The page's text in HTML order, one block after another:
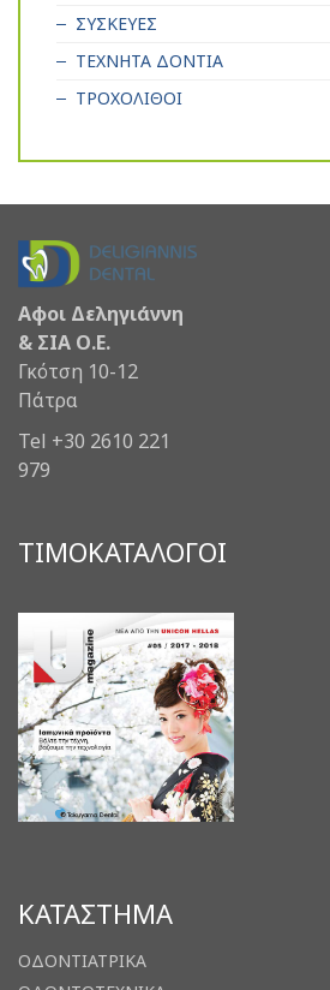
ΣΥΣΚΕΥΕΣ
ΤΕΧΝΗΤΑ ΔΟΝΤΙΑ
ΤΡΟΧΟΛΙΘΟΙ
Αφοι Δεληγιάννη
& ΣΙΑ Ο.Ε.
Γκότση 10-12
Πάτρα
Tel +30 2610 221
979
ΤΙΜΟΚΑΤΑΛΟΓΟΙ
ΚΑΤΑΣΤΗΜΑ
ΟΔΟΝΤΙΑΤΡΙΚΑ